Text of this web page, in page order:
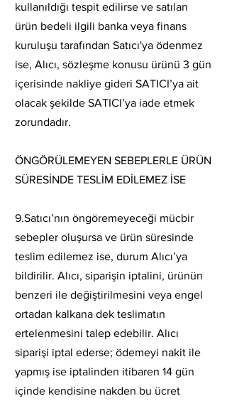
kullanıldığı tespit edilirse ve satılan
ürün bedeli ilgili banka veya finans
kuruluşu tarafından Satıcı'ya ödenmez
ise, Alıcı, sözleşme konusu ürünü 3 gün
içerisinde nakliye gideri SATICI’ya ait
olacak şekilde SATICI’ya iade etmek
zorundadır.
ÖNGÖRÜLEMEYEN SEBEPLERLE ÜRÜN
SÜRESİNDE TESLİM EDİLEMEZ İSE
9.Satıcı’nın öngöremeyeceği mücbir
sebepler oluşursa ve ürün süresinde
teslim edilemez ise, durum Alıcı’ya
bildirilir. Alıcı, siparişin iptalini, ürünün
benzeri ile değiştirilmesini veya engel
ortadan kalkana dek teslimatın
ertelenmesini talep edebilir. Alıcı
siparişi iptal ederse; ödemeyi nakit ile
yapmış ise iptalinden itibaren 14 gün
içinde kendisine nakden bu ücret